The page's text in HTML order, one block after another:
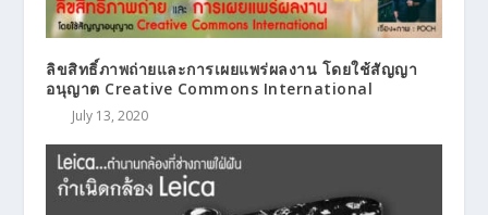
ลิขสิทธิ์ภาพถ่ายและการเผยแพร่ผลงาน โดยใช้สัญญา
อนุญาต Creative Commons International
July 13, 2020